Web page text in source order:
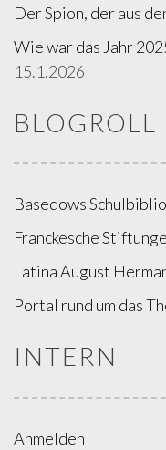
Der Spion, der aus
Wie war das Jahr
15.1.2026
BLOGROLL
Basedows
Franckesche
Latina August
Portal rund um das
INTERN
Anmelden